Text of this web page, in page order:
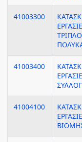
41003300
41003400
41004100